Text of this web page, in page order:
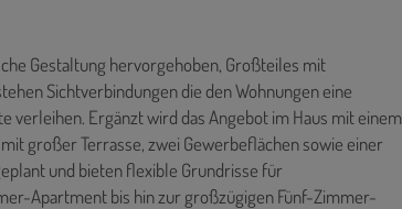
Gestaltung hervorgehoben, Großteiles mit
Sichtverbindungen die den Wohnungen eine
Ergänzt wird das Angebot im Haus mit einem
großer Terrasse, zwei Gewerbeflächen sowie einer
und bieten flexible Grundrisse für
Apartment bis hin zur großzügigen Fünf-Zimmer-